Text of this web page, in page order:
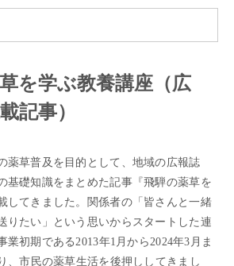
を学ぶ教養講座（広
記事）
薬草普及を目的として、地域の広報誌
基礎知識をまとめた記事『飛騨の薬草を
してきました。関係者の「皆さんと一緒
りたい」という思いからスタートした連
業初期である2013年1月から2024年3月ま
、市民の薬草生活を後押ししてきまし